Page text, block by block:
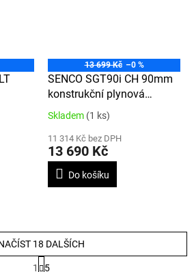
13 699 Kč –0 %
SENCO SGT90i CH 90mm
konstrukční plynová
hřebíkovačka
Průměrné
produktu
je
4,7
Skladem (1 ks)
11 314 Kč bez DPH
13 690 Kč
Do košíku
18 DALŠÍCH
S
1
5